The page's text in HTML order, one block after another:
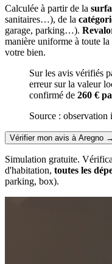
Calculée à partir de la
sanitaires…), de la
garage, parking…).
manière uniforme à toute la
votre bien.
Sur les avis vérifiés
erreur sur la valeur
confirmé de 260 €
Source : observation
Vérifier mon avis à Aregno →
Simulation gratuite.
d'habitation, toutes les
parking, box).